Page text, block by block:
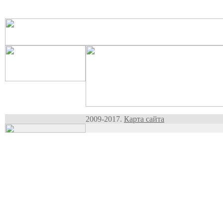
2009-2017. Карта сайта